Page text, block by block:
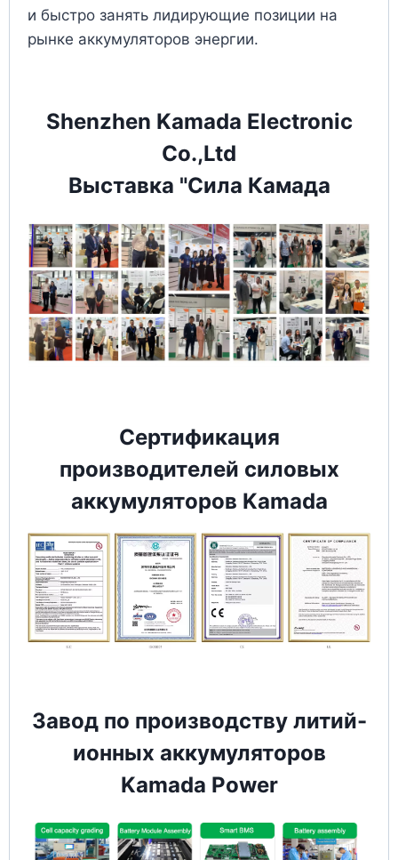
и быстро занять лидирующие позиции на
рынке аккумуляторов энергии.
Shenzhen Kamada Electronic
Co.,Ltd
Выставка "Сила Камада
Сертификация
производителей силовых
аккумуляторов Kamada
Завод по производству литий-
ионных аккумуляторов
Kamada Power